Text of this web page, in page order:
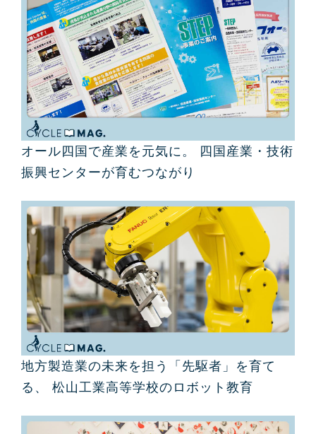
オール四国で産業を元気に。 四国産業・技術
振興センターが育むつながり
地方製造業の未来を担う「先駆者」を育て
る、 松山工業高等学校のロボット教育